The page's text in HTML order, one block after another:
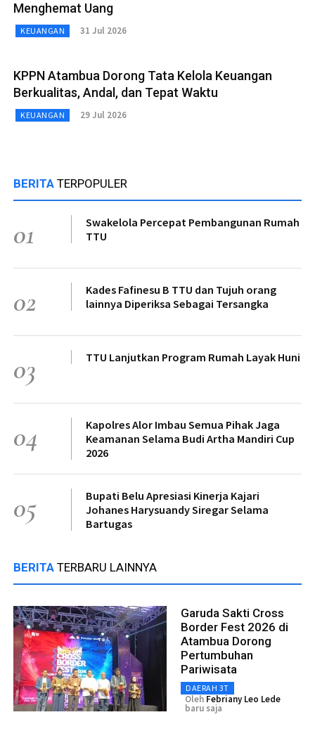
Menghemat Uang
KEUANGAN 31 Jul 2026
KPPN Atambua Dorong Tata Kelola Keuangan
Berkualitas, Andal, dan Tepat Waktu
KEUANGAN 29 Jul 2026
BERITA TERPOPULER
01
Swakelola Percepat Pembangunan Rumah
TTU
02
Kades Fafinesu B TTU dan Tujuh orang
lainnya Diperiksa Sebagai Tersangka
03 TTU Lanjutkan Program Rumah Layak Huni
04
Kapolres Alor Imbau Semua Pihak Jaga
Keamanan Selama Budi Artha Mandiri Cup
2026
05
Bupati Belu Apresiasi Kinerja Kajari
Johanes Harysuandy Siregar Selama
Bartugas
BERITA TERBARU LAINNYA
Garuda Sakti Cross
Border Fest 2026 di
Atambua Dorong
Pertumbuhan
Pariwisata
DAERAH 3T
Oleh Febriany Leo Lede
baru saja